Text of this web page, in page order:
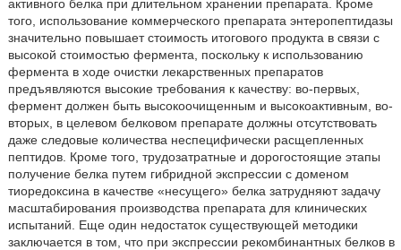
активного белка при длительном хранении препарата. Кроме
того, использование коммерческого препарата энтеропептидазы
значительно повышает стоимость итогового продукта в связи с
высокой стоимостью фермента, поскольку к использованию
фермента в ходе очистки лекарственных препаратов
предъявляются высокие требования к качеству: во-первых,
фермент должен быть высокоочищенным и высокоактивным, во-
вторых, в целевом белковом препарате должны отсутствовать
даже следовые количества неспецифически расщепленных
пептидов. Кроме того, трудозатратные и дорогостоящие этапы
получение белка путем гибридной экспрессии с доменом
тиоредоксина в качестве «несущего» белка затрудняют задачу
масштабирования производства препарата для клинических
испытаний. Еще один недостаток существующей методики
заключается в том, что при экспрессии рекомбинантных белков в